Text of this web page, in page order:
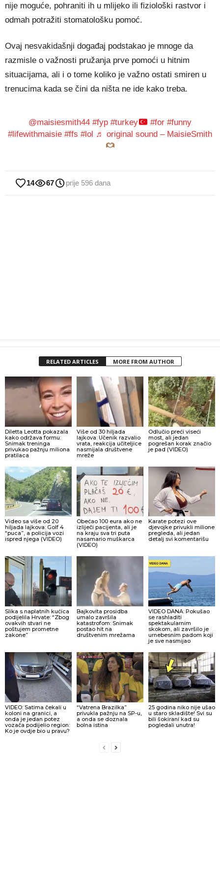
nije moguće, pohraniti ih u mlijeko ili fiziološki rastvor i
odmah potražiti stomatološku pomoć.
Ovaj nesvakidašnji događaj podstakao je mnoge da
razmisle o važnosti pružanja prve pomoći u hitnim
situacijama, ali i o tome koliko je važno ostati smiren u
trenucima kada se čini da ništa ne ide kako treba.
@maisiesmith44 #fyp #turkey #for #funny
#lifewithmaisie #ffs #lol ♬ original sound – MaisieSmith
14 67 prije 596 dana
RELATED ARTICLES MORE FROM AUTHOR
Diletta Leotta pokazala
kako održava formu:
Snimak treninga
privukao pažnju miliona
pratilaca
Više od 30 hiljada
lajkova: Učenik razvalio
vrata, reakcija učiteljice
nasmijala društvene
mreže
Odlučio preći viseći
most, ali jedan
pogrešan korak značio
je pad (VIDEO)
Video sa više od 20
hiljada lajkova: Golf 4
“puca”, a policija vozi
ispred njega (VIDEO)
Obećao 100 eura ako ne
izliječi pacijenta, ali je
na kraju sva tri puta
nasamario muškarca
(VIDEO)
Karate potezi ove
djevojke privukli milione
pregleda, ali jedan
detalj svi komentarišu
Slika s naplatnih kućica
podijelila Hrvate: “Zbog
ovakvih stvari ne
poštujem prometne
zakone”
Bajkovita prosidba
umalo završila
katastrofom: Snimak
postao hit na
društvenim mrežama
VIDEO DANA: Pokušao
se rashladiti
spektakularnim
skokom, ali završilo je
urnebesnim padom koji
je sve nasmijao
VIDEO: Satima čekali u
koloni na granici, a
onda je jedan potez
vozača podijelio region:
Ko je ovdje bio u pravu?
“Vatrena Brazilka”
privukla pažnju na SP-u,
a onda se doznala
bolna istina
25 godina niko nije ušao
u staro skladište! Svi su
bili šokirani kad su
pogledali unutra!